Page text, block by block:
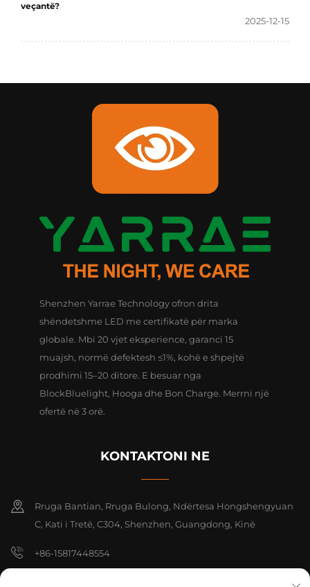
veçantë?
2025-12-15
Shenzhen Yarrae Technology ofron drita
shëndetshme LED me certifikatë për marka
globale. Mbi 20 vjet eksperience, garanci 15
muajsh, normë defektesh ≤1%, kohë e shpejtë
prodhimi 15–20 ditore. E besuar nga
BlockBluelight, Hooga dhe Bon Charge. Merrni një
ofertë në 3 orë.
KONTAKTONI NE
Rruga Bantian, Rruga Bulong, Ndërtesa Hongshengyuan
C, Kati i Tretë, C304, Shenzhen, Guangdong, Kinë
+86-15817448554